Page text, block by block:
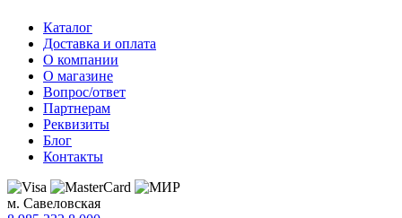
Каталог
Доставка и оплата
О компании
О магазине
Вопрос/ответ
Партнерам
Реквизиты
Блог
Контакты
м. Савеловская